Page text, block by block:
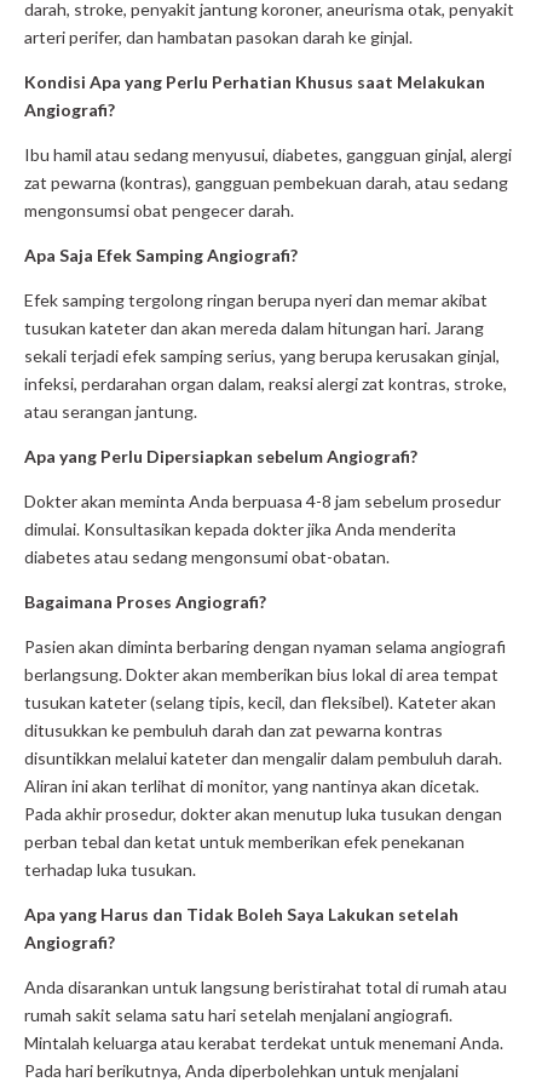
darah, stroke, penyakit jantung koroner, aneurisma otak, penyakit
arteri perifer, dan hambatan pasokan darah ke ginjal.
Kondisi Apa yang Perlu Perhatian Khusus saat Melakukan
Angiografi?
Ibu hamil atau sedang menyusui, diabetes, gangguan ginjal, alergi
zat pewarna (kontras), gangguan pembekuan darah, atau sedang
mengonsumsi obat pengecer darah.
Apa Saja Efek Samping Angiografi?
Efek samping tergolong ringan berupa nyeri dan memar akibat
tusukan kateter dan akan mereda dalam hitungan hari. Jarang
sekali terjadi efek samping serius, yang berupa kerusakan ginjal,
infeksi, perdarahan organ dalam, reaksi alergi zat kontras, stroke,
atau serangan jantung.
Apa yang Perlu Dipersiapkan sebelum Angiografi?
Dokter akan meminta Anda berpuasa 4-8 jam sebelum prosedur
dimulai. Konsultasikan kepada dokter jika Anda menderita
diabetes atau sedang mengonsumi obat-obatan.
Bagaimana Proses Angiografi?
Pasien akan diminta berbaring dengan nyaman selama angiografi
berlangsung. Dokter akan memberikan bius lokal di area tempat
tusukan kateter (selang tipis, kecil, dan fleksibel). Kateter akan
ditusukkan ke pembuluh darah dan zat pewarna kontras
disuntikkan melalui kateter dan mengalir dalam pembuluh darah.
Aliran ini akan terlihat di monitor, yang nantinya akan dicetak.
Pada akhir prosedur, dokter akan menutup luka tusukan dengan
perban tebal dan ketat untuk memberikan efek penekanan
terhadap luka tusukan.
Apa yang Harus dan Tidak Boleh Saya Lakukan setelah
Angiografi?
Anda disarankan untuk langsung beristirahat total di rumah atau
rumah sakit selama satu hari setelah menjalani angiografi.
Mintalah keluarga atau kerabat terdekat untuk menemani Anda.
Pada hari berikutnya, Anda diperbolehkan untuk menjalani